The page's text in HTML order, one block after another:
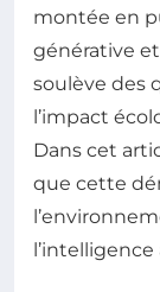
montée en
générative
soulève des
l’impact
Dans cet
que cette